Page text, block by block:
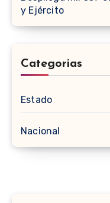
y Ejército
Categorias
Estado
Nacional